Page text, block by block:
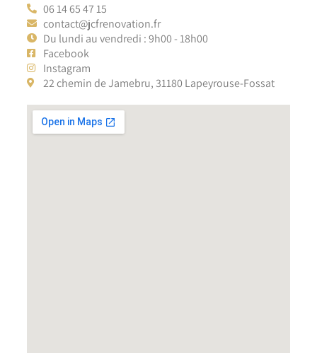
06 14 65 47 15
contact@jcfrenovation.fr
Du lundi au vendredi : 9h00 - 18h00
Facebook
Instagram
22 chemin de Jamebru, 31180 Lapeyrouse-Fossat